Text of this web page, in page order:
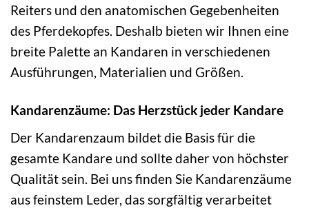
Reiters und den anatomischen Gegebenheiten
des Pferdekopfes. Deshalb bieten wir Ihnen eine
breite Palette an Kandaren in verschiedenen
Ausführungen, Materialien und Größen.
Kandarenzäume: Das Herzstück jeder Kandare
Der Kandarenzaum bildet die Basis für die
gesamte Kandare und sollte daher von höchster
Qualität sein. Bei uns finden Sie Kandarenzäume
aus feinstem Leder, das sorgfältig verarbeitet